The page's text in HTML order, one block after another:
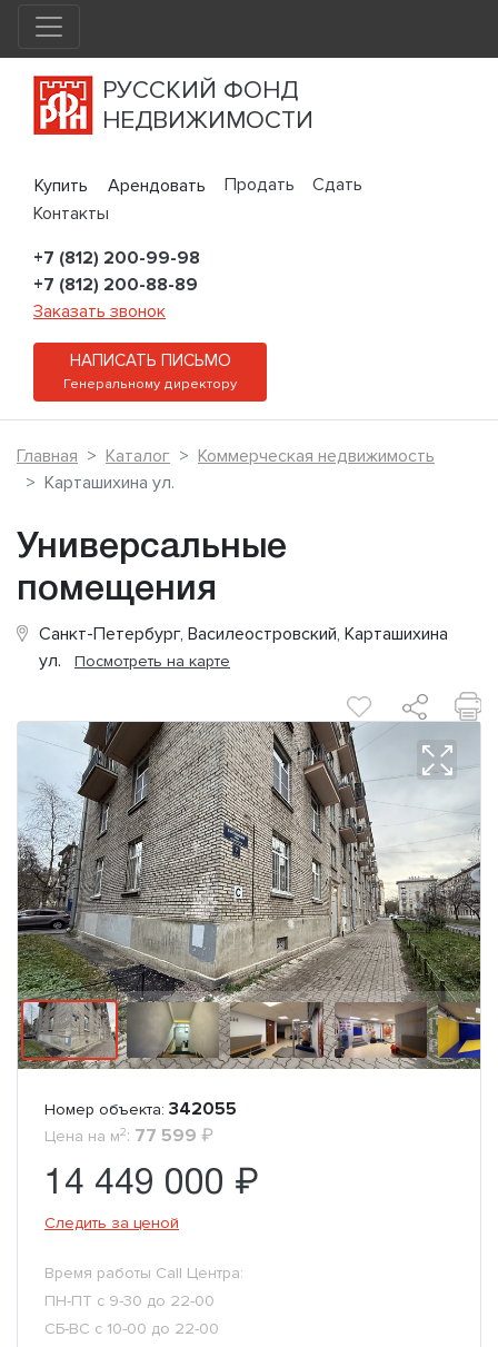
РУССКИЙ ФОНД
НЕДВИЖИМОСТИ
Купить Арендовать Продать
Сдать
Контакты
+7 (812) 200-99-98
+7 (812) 200-88-89
Заказать звонок
НАПИСАТЬ ПИСЬМО
Генеральному директору
Главная Каталог
Коммерческая недвижимость
Карташихина ул.
Универсальные
помещения
Санкт-Петербург, Василеостровский, Карташихина
ул. Посмотреть на карте
Номер объекта: 342055
Цена на м2: 77 599 ₽
14 449 000 ₽
Следить за ценой
Время работы Call Центра:
ПН-ПТ с 9-30 до 22-00
СБ-ВС с 10-00 до 22-00